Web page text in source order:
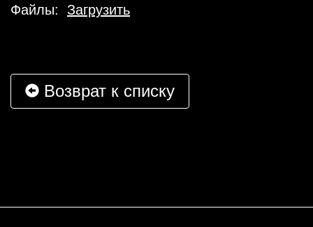
Файлы: Загрузить
Возврат к списку